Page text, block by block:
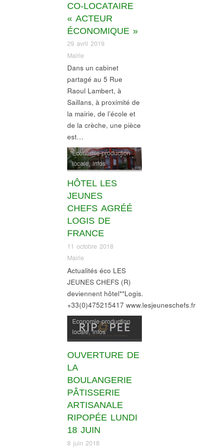
CO-LOCATAIRE
« ACTEUR
ÉCONOMIQUE »
29 avril 2019
Mairie
Dans un cabinet
partagé au 5 Rue
Raoul Lambert, à
Saillans, à proximité de
la mairie, de l’école et
de la crèche, une pièce
est…
HÔTEL LES
JEUNES
CHEFS AGRÉÉ
LOGIS DE
FRANCE
11 octobre 2018
Mairie
Economie-production
locale,infos
commerces
Actualités éco LES
JEUNES CHEFS (R)
deviennent hôtel**Logis.
+33(0)475215417 www.lesjeuneschefs.fr
OUVERTURE DE
LA
BOULANGERIE
PÂTISSERIE
ARTISANALE
RIPOPÉE LUNDI
18 JUIN
8 juin 2018
Economie-production
locale,infos
commerces